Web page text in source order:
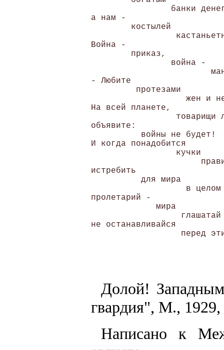
банки
а нам -
        костылей
Война -
        приказ,
                война -
- Любите
         протезами
жен и
На всей планете,
товарищи
объявите:
          войны не будет!
И когда понадобится
                 кучки
истребить
          для мира
в
пролетарий -
             мира
не останавливайся
Долой!
гвардия", М.,
Написано к